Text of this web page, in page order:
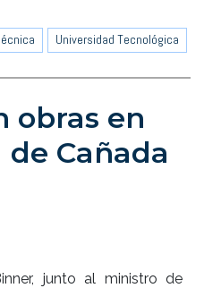
Universidad Tecnológica
obras en
Cañada
junto al ministro de